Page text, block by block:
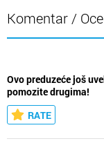
Komentar /
Ovo preduzeće još
pomozite drugima!
RATE